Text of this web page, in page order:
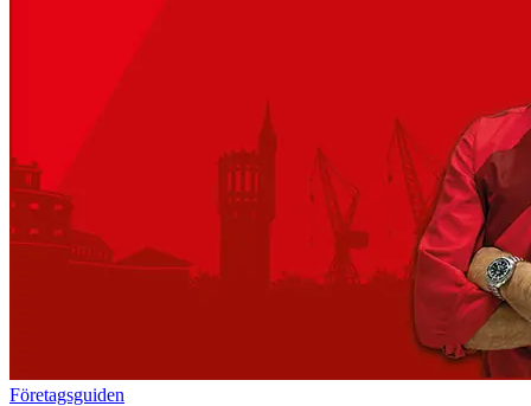
Företagsguiden